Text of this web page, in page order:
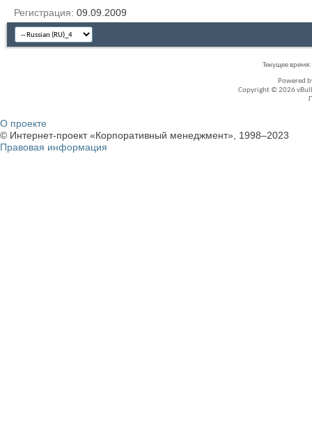
Регистрация 09.09.2009
Текущее время:
Powered
Copyright © 2026
О проекте
© Интернет-проект «Корпоративный менеджмент», 1998–2023
Правовая информация